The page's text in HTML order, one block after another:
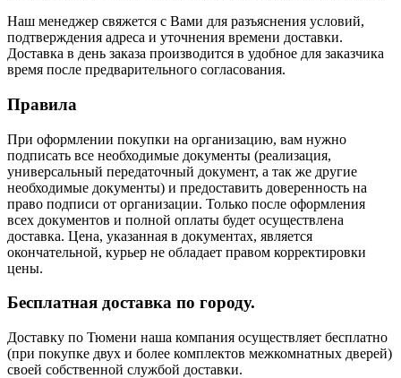
Наш менеджер свяжется с Вами для разъяснения условий,
подтверждения адреса и уточнения времени доставки.
Доставка в день заказа производится в удобное для заказчика
время после предварительного согласования.
Правила
При оформлении покупки на организацию, вам нужно
подписать все необходимые документы (реализация,
универсальный передаточный документ, а так же другие
необходимые документы) и предоставить доверенность на
право подписи от организации. Только после оформления
всех документов и полной оплаты будет осуществлена
доставка. Цена, указанная в документах, является
окончательной, курьер не обладает правом корректировки
цены.
Бесплатная доставка по городу.
Доставку по Тюмени наша компания осуществляет бесплатно
(при покупке двух и более комплектов межкомнатных дверей)
своей собственной службой доставки.